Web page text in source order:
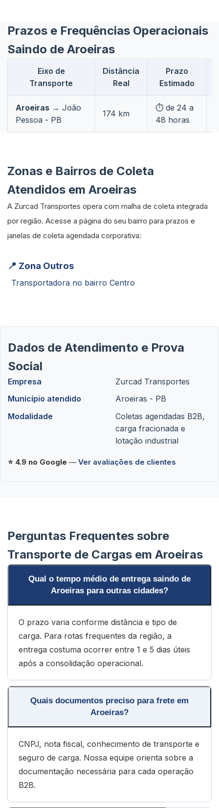
Prazos e Frequências Operacionais
Saindo de Aroeiras
Eixo de
Transporte
Distância
Real
Prazo
Estimado
Aroeiras → João
Pessoa - PB
174 km
⏱️ de 24 a
48 horas
Zonas e Bairros de Coleta
Atendidos em Aroeiras
A Zurcad Transportes opera com malha de coleta integrada
por região. Acesse a página do seu bairro para prazos e
janelas de coleta agendada corporativa:
📍 Zona Outros
Transportadora no bairro Centro
Dados de Atendimento e Prova
Social
Empresa
Zurcad Transportes
Município atendido
Aroeiras - PB
Modalidade
Coletas agendadas B2B,
carga fracionada e
lotação industrial
⭐ 4.9 no Google — Ver avaliações de clientes
Perguntas Frequentes sobre
Transporte de Cargas em Aroeiras
Qual o tempo médio de entrega saindo de
Aroeiras para outras cidades?
O prazo varia conforme distância e tipo de
carga. Para rotas frequentes da região, a
entrega costuma ocorrer entre 1 e 5 dias úteis
após a consolidação operacional.
Quais documentos preciso para frete em
Aroeiras?
CNPJ, nota fiscal, conhecimento de transporte e
seguro de carga. Nossa equipe orienta sobre a
documentação necessária para cada operação
B2B.